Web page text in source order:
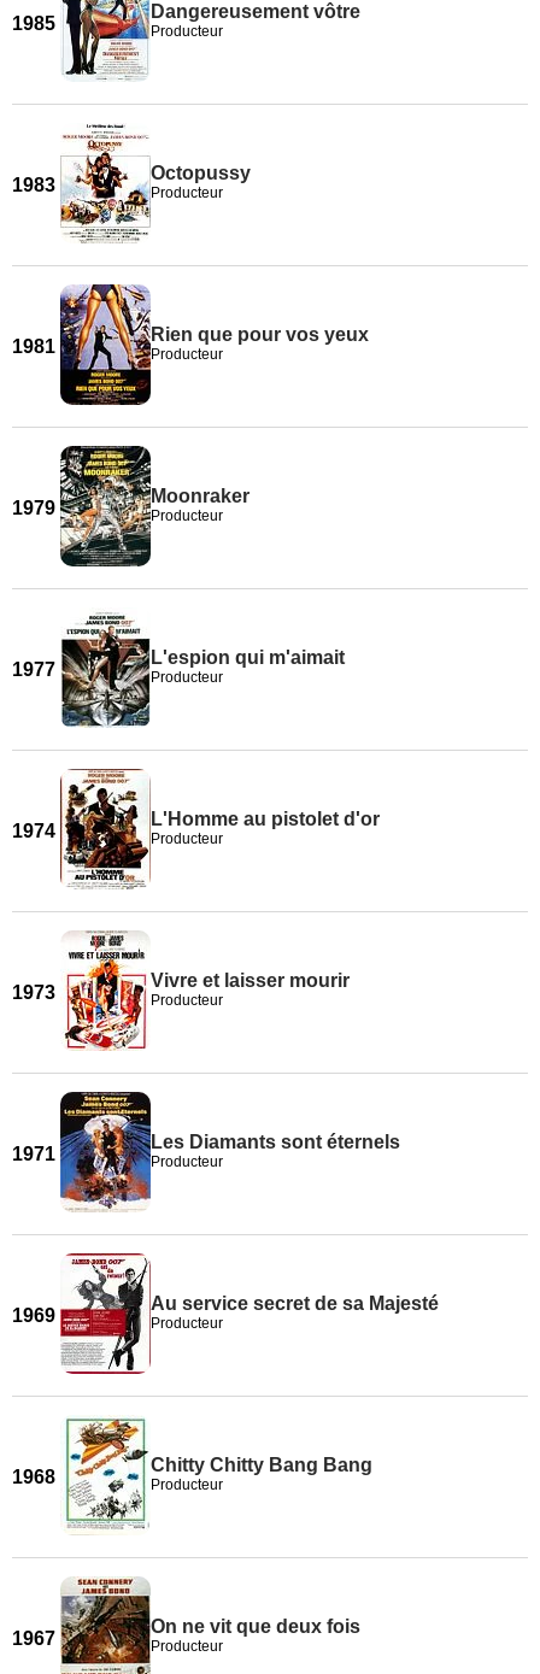
1985
Dangereusement vôtre
Producteur
1983
Octopussy
Producteur
1981
Rien que pour vos yeux
Producteur
1979
Moonraker
Producteur
1977
L'espion qui m'aimait
Producteur
1974
L'Homme au pistolet d'or
Producteur
1973
Vivre et laisser mourir
Producteur
1971
Les Diamants sont éternels
Producteur
1969
Au service secret de sa Majesté
Producteur
1968
Chitty Chitty Bang Bang
Producteur
1967
On ne vit que deux fois
Producteur